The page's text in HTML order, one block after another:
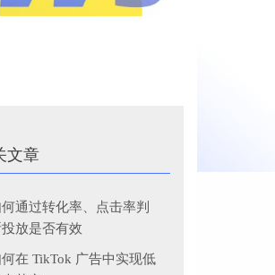
文章
通过转化率、点击率判
投放是否有效
在 TikTok 广告中实现低